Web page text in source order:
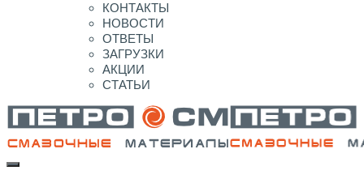
КОНТАКТЫ
НОВОСТИ
ОТВЕТЫ
ЗАГРУЗКИ
АКЦИИ
СТАТЬИ